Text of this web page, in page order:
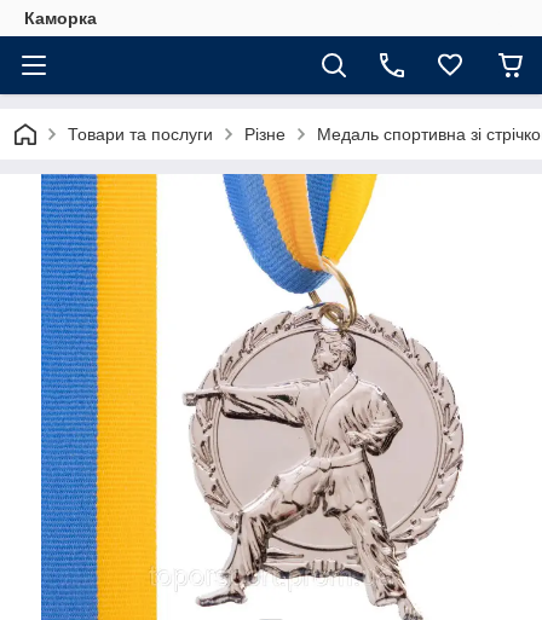
Каморка
Товари та послуги Різне Медаль спортивна зі